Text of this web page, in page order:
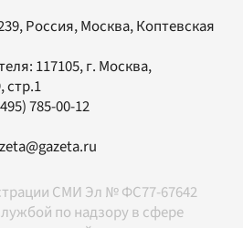
Россия, Москва, Коптевская
117105, г. Москва,
стр.1
785-00-12
СМИ Эл № ФС77-67642
по надзору в сфере